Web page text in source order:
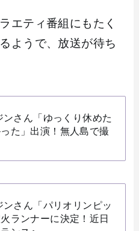
エティ番組にもたく
ようで、放送が待ち
ンさん「ゆっくり休めた
た」出演！無人島で撮
ンさん「パリオリンピッ
ランナーに決定！近日